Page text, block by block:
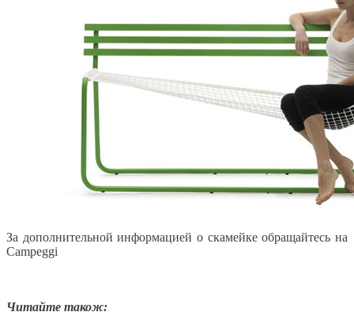
За дополнительной информацией о скамейке обращайтесь на
Campeggi
Читайте також: